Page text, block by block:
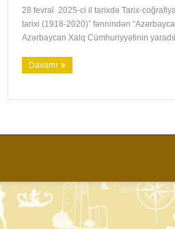
28 fevral 2025-ci il tarixdə Tarix-
tarixi (1918-2020)” fənnindən
Azərbaycan Xalq Cümhuriyyətinin
Davamı